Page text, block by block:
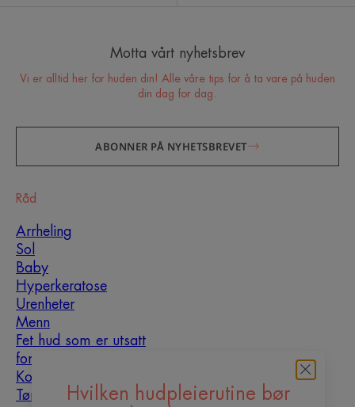
Hvilken hudpleierutine bør
Motta vårt nyhetsbrev
Vi er alltid her for huden din! Alle våre tips for å ta vare på huden
din dag for dag.
ABONNER PÅ NYHETSBREVET
Råd
Arrheling
Sol
Baby
Hyperkeratose
Urenheter
Menn
Fet hud som er utsatt
for urenheter
Kombinasjonshud
Tørr hud